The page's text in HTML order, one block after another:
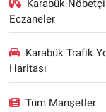
Karabük Nöbetçi
Eczaneler
Karabük Trafik
Haritası
Tüm Manşetler